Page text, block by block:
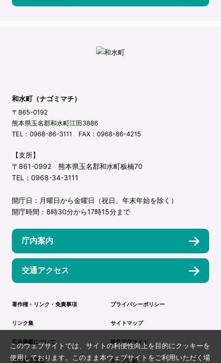
和水町（ナゴミマチ）
〒865-0192
熊本県玉名郡和水町江田3886
TEL：0968-86-3111 FAX：0968-86-4215
【支所】
〒861-0992 熊本県玉名郡和水町板楠70
TEL：0968-34-3111
開庁日：月曜日から金曜日（祝日、年末年始を除く）
開庁時間：8時30分から17時15分まで
庁内案内
交通アクセス
著作権・リンク・免責事項 プライバシーポリシー
リンク集 サイトマップ
広告掲載について 移住定住サイト
和水町立病院 きくすい荘
このウェブサイトでは、サイトの利便性向上を目的にクッキーを
使用しております。このまま本ウェブサイトをご利用いただく場